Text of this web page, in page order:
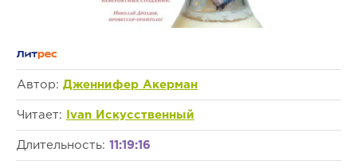
Автор: Дженнифер Акерман
Читает: Ivan Искусственный
Длительность: 11:19:16